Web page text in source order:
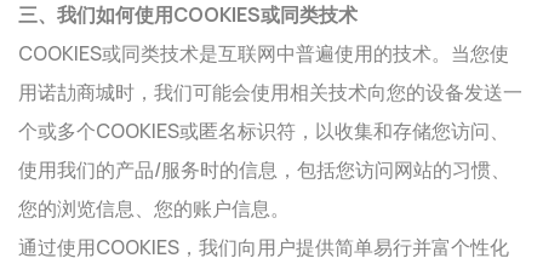
三、我们如何使用COOKIES或同类技术
COOKIES或同类技术是互联网中普遍使用的技术。当您使
用诺劼商城时，我们可能会使用相关技术向您的设备发送一
个或多个COOKIES或匿名标识符，以收集和存储您访问、
使用我们的产品/服务时的信息，包括您访问网站的习惯、
您的浏览信息、您的账户信息。
通过使用COOKIES，我们向用户提供简单易行并富个性化